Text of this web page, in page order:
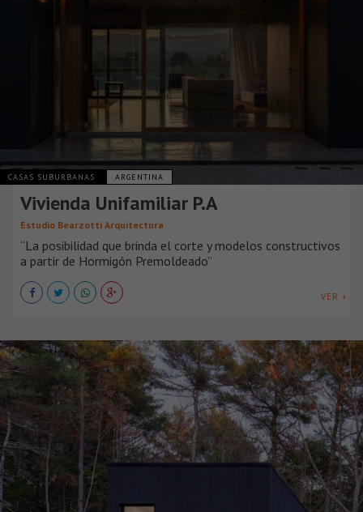
CASAS SUBURBANAS ARGENTINA
Vivienda Unifamiliar P.A
Estudio Bearzotti Arquitectura
“La posibilidad que brinda el corte y modelos constructivos
a partir de Hormigón Premoldeado”
VER +